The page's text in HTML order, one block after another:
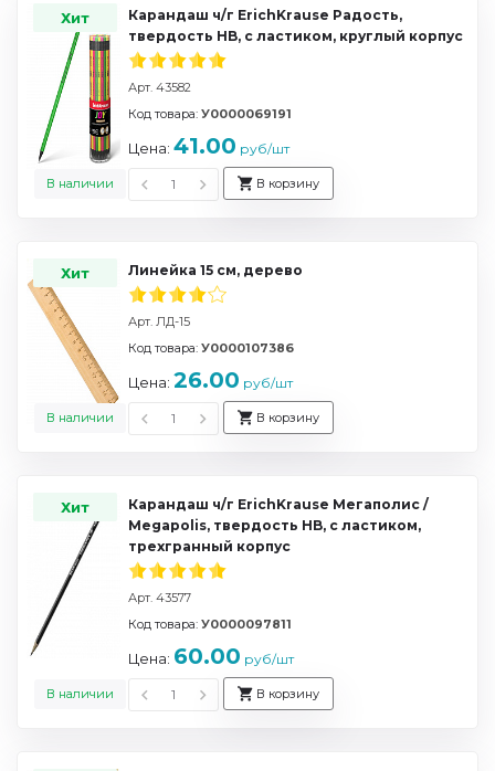
Хит
Карандаш ч/г ErichKrause Радость,
твердость HB, с ластиком, круглый корпус
Арт. 43582
В наличии
Код товара: У0000069191
Цена: 41.00 руб/шт
В корзину
Хит Линейка 15 см, дерево
Арт. ЛД-15
В наличии
Код товара: У0000107386
Цена: 26.00 руб/шт
В корзину
Хит
Карандаш ч/г ErichKrause Мегаполис /
Megapolis, твердость HB, с ластиком,
трехгранный корпус
Арт. 43577
В наличии
Код товара: У0000097811
Цена: 60.00 руб/шт
В корзину